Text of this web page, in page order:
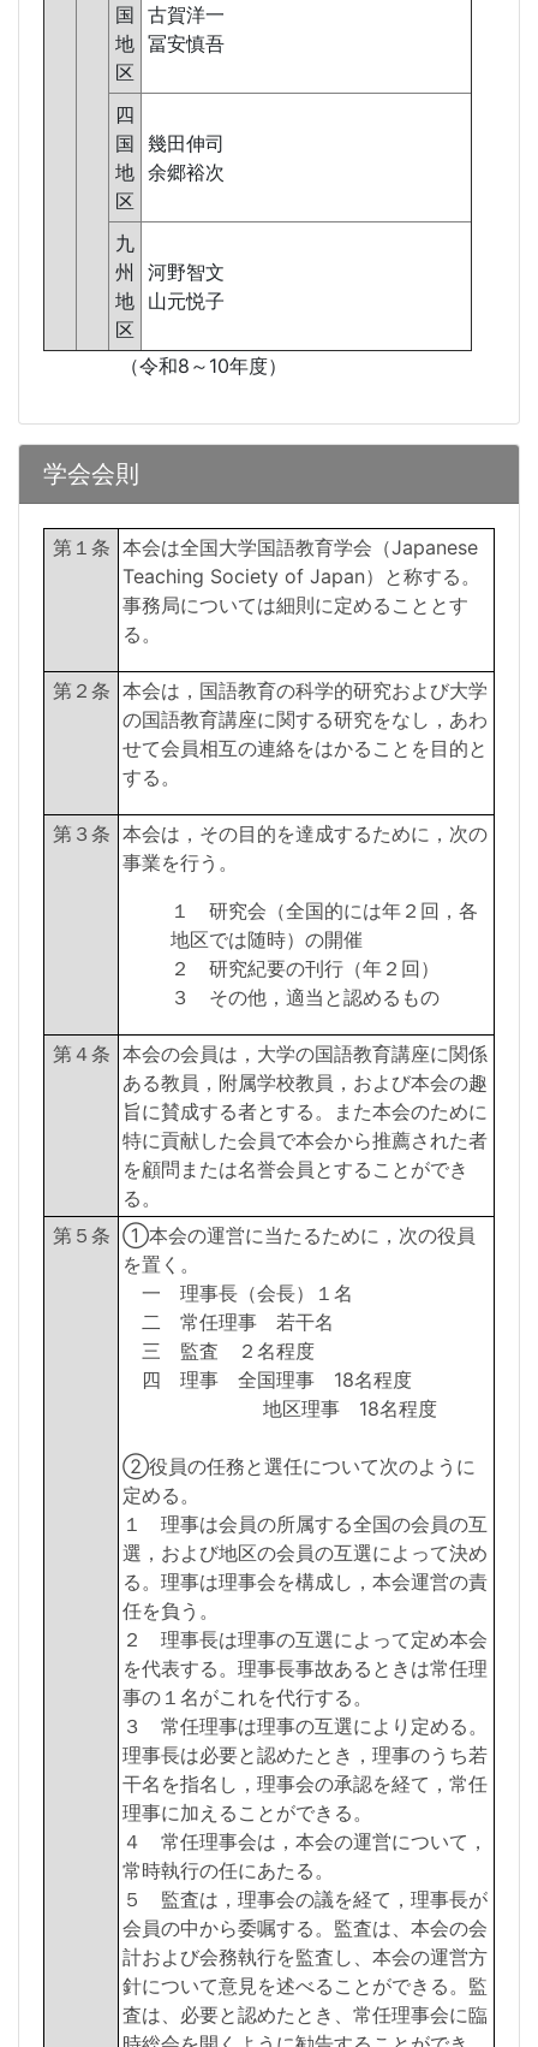
国
地
区
古賀洋一
冨安慎吾
四
国
地
区
幾田伸司
余郷裕次
九
州
地
区
河野智文
山元悦子
（令和8～10年度）
学会会則
第１条 本会は全国大学国語教育学会（Japanese
Teaching Society of Japan）と称する。
事務局については細則に定めることとす
る。
第２条 本会は，国語教育の科学的研究および大学
の国語教育講座に関する研究をなし，あわ
せて会員相互の連絡をはかることを目的と
する。
第３条 本会は，その目的を達成するために，次の
事業を行う。
１ 研究会（全国的には年２回，各
地区では随時）の開催
２ 研究紀要の刊行（年２回）
３ その他，適当と認めるもの
第４条 本会の会員は，大学の国語教育講座に関係
ある教員，附属学校教員，および本会の趣
旨に賛成する者とする。また本会のために
特に貢献した会員で本会から推薦された者
を顧問または名誉会員とすることができ
る。
第５条 ①本会の運営に当たるために，次の役員
を置く。
一 理事長（会長）１名
二 常任理事 若干名
三 監査 ２名程度
四 理事 全国理事 18名程度
地区理事 18名程度
②役員の任務と選任について次のように
定める。
１ 理事は会員の所属する全国の会員の互
選，および地区の会員の互選によって決め
る。理事は理事会を構成し，本会運営の責
任を負う。
２ 理事長は理事の互選によって定め本会
を代表する。理事長事故あるときは常任理
事の１名がこれを代行する。
３ 常任理事は理事の互選により定める。
理事長は必要と認めたとき，理事のうち若
干名を指名し，理事会の承認を経て，常任
理事に加えることができる。
４ 常任理事会は，本会の運営について，
常時執行の任にあたる。
５ 監査は，理事会の議を経て，理事長が
会員の中から委嘱する。監査は、本会の会
計および会務執行を監査し、本会の運営方
針について意見を述べることができる。監
査は、必要と認めたとき、常任理事会に臨